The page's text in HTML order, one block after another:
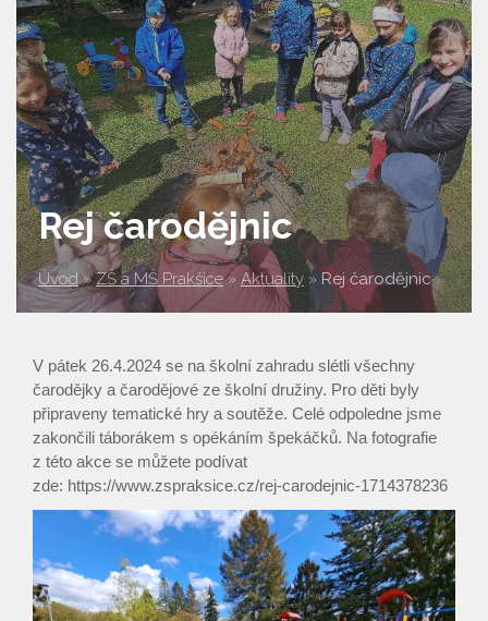
Rej čarodějnic
Úvod » ZŠ a MŠ Prakšice » Aktuality » Rej čarodějnic
V pátek 26.4.2024 se na školní zahradu slétli všechny
čarodějky a čarodějové ze školní družiny. Pro děti byly
připraveny tematické hry a soutěže. Celé odpoledne jsme
zakončili táborákem s opékáním špekáčků. Na fotografie
z této akce se můžete podívat
zde: https://www.zspraksice.cz/rej-carodejnic-1714378236